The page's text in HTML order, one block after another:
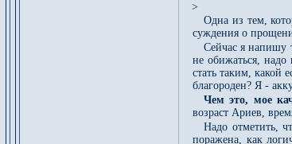
>
Одна из тем,
суждения о
Сейчас я напишу
не обижаться, надо
стать таким,
благороден? Я -
Чем это, мое
возраст Ариев,
Надо отметить,
поражена, как